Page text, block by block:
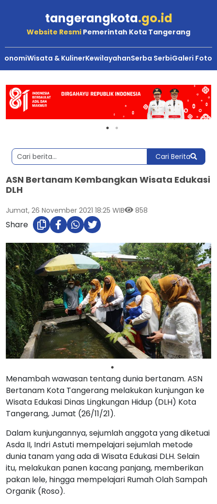
tangerangkota.go.id
Website Resmi Pemerintah Kota Tangerang
Wisata & KulinerKewilayahanSerba SerbiGaleri Foto
Cari Berita
ASN Bertanam Kembangkan Wisata Edukasi
DLH
Jumat, 26 November 2021 18:25 WIB 858
Share
Menambah wawasan tentang dunia bertanam. ASN
Bertanam Kota Tangerang melakukan kunjungan ke
Wisata Edukasi Dinas Lingkungan Hidup (DLH) Kota
Tangerang, Jumat (26/11/21).
Dalam kunjungannya, sejumlah anggota yang diketuai
Asda II, Indri Astuti mempelajari sejumlah metode
dunia tanam yang ada di Wisata Edukasi DLH. Selain
itu, melakukan panen kacang panjang, memberikan
pakan lele, hingga mempelajari Rumah Olah Sampah
Organik (Roso).